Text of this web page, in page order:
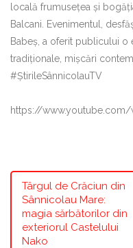
locală frumusețea și
Balcani. Evenimentul,
Babeș, a oferit publicului o
tradiționale, mișcări
#ȘtirileSânnicolauTV
https://www.youtube.com/
Târgul de Crăciun din
Sânnicolau Mare:
magia sărbătorilor din
exteriorul Castelului
Nako